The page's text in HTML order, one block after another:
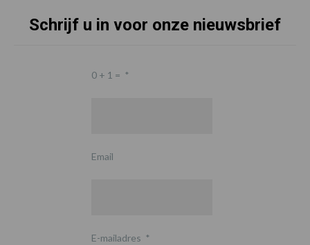
Schrijf u in voor onze nieuwsbrief
0 + 1 = *
Email
E-mailadres *